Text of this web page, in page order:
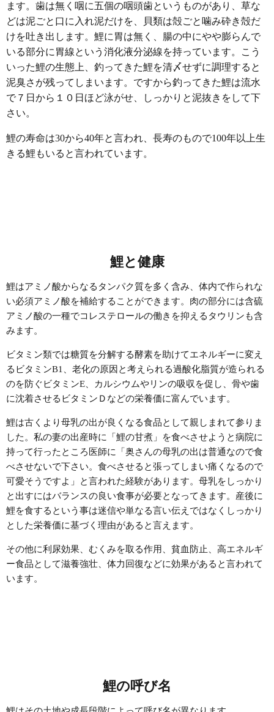
ます。歯は無く咽に五個の咽頭歯というものがあり、草な
どは泥ごと口に入れ泥だけを、貝類は殻ごと噛み砕き殻だ
けを吐き出します。鯉に胃は無く、腸の中にやや膨らんで
いる部分に胃線という消化液分泌線を持っています。こう
いった鯉の生態上、釣ってきた鯉を清〆せずに調理すると
泥臭さが残ってしまいます。ですから釣ってきた鯉は流水
で７日から１０日ほど泳がせ、しっかりと泥抜きをして下
さい。
鯉の寿命は30から40年と言われ、長寿のもので100年以上生
きる鯉もいると言われています。
鯉と健康
鯉はアミノ酸からなるタンパク質を多く含み、体内で作られな
い必須アミノ酸を補給することができます。肉の部分には含硫
アミノ酸の一種でコレステロールの働きを抑えるタウリンも含
みます。
ビタミン類では糖質を分解する酵素を助けてエネルギーに変え
るビタミンB1、老化の原因と考えられる過酸化脂質が造られる
のを防ぐビタミンE、カルシウムやリンの吸収を促し、骨や歯
に沈着させるビタミンＤなどの栄養価に富んでいます。
鯉は古くより母乳の出が良くなる食品として親しまれて参りま
した。私の妻の出産時に「鯉の甘煮」を食べさせようと病院に
持って行ったところ医師に「奥さんの母乳の出は普通なので食
べさせないで下さい。食べさせると張ってしまい痛くなるので
可愛そうですよ」と言われた経験があります。母乳をしっかり
と出すにはバランスの良い食事が必要となってきます。産後に
鯉を食するという事は迷信や単なる言い伝えではなくしっかり
とした栄養価に基づく理由があると言えます。
その他に利尿効果、むくみを取る作用、貧血防止、高エネルギ
ー食品として滋養強壮、体力回復などに効果があると言われて
います。
鯉の呼び名